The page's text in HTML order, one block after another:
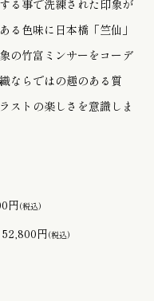
る事で洗練された印象が
る色味に日本橋「竺仙」
の竹富ミンサーをコーデ
ならではの趣のある質
ストの楽しさを意識しま
円(税込)
円(税込)